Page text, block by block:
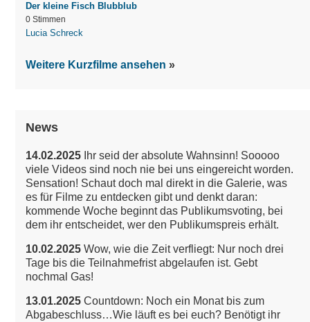
Der kleine Fisch Blubblub
0 Stimmen
Lucia Schreck
Weitere Kurzfilme ansehen
News
14.02.2025 Ihr seid der absolute Wahnsinn! Sooooo
viele Videos sind noch nie bei uns eingereicht worden.
Sensation! Schaut doch mal direkt in die Galerie, was
es für Filme zu entdecken gibt und denkt daran:
kommende Woche beginnt das Publikumsvoting, bei
dem ihr entscheidet, wer den Publikumspreis erhält.
10.02.2025 Wow, wie die Zeit verfliegt: Nur noch drei
Tage bis die Teilnahmefrist abgelaufen ist. Gebt
nochmal Gas!
13.01.2025 Countdown: Noch ein Monat bis zum
Abgabeschluss…Wie läuft es bei euch? Benötigt ihr